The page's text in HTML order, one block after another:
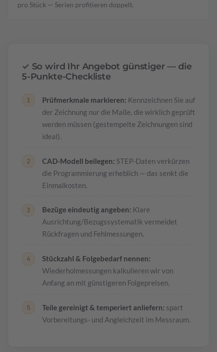
pro Stück — Serien profitieren doppelt.
✓ So wird Ihr Angebot günstiger — die
5-Punkte-Checkliste
Prüfmerkmale markieren: Kennzeichnen Sie auf
der Zeichnung nur die Maße, die wirklich geprüft
werden müssen (gestempelte Zeichnungen sind
ideal).
CAD-Modell beilegen: STEP-Daten verkürzen
die Programmierung erheblich — das senkt die
Einmalkosten.
Bezüge eindeutig angeben: Klare
Ausrichtung/Bezugssystematik vermeidet
Rückfragen und Fehlmessungen.
Stückzahl & Folgebedarf nennen:
Wiederholmessungen kalkulieren wir von
Anfang an mit günstigeren Folgepreisen.
Teile gereinigt & temperiert anliefern: spart
Vorbereitungs- und Angleichzeit im Messraum.